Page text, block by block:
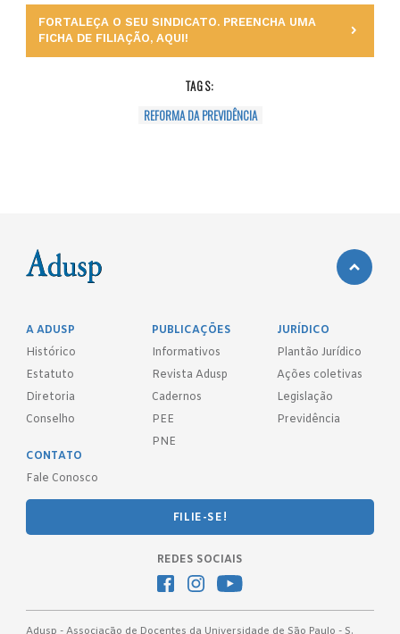
FORTALEÇA O SEU SINDICATO. PREENCHA UMA
FICHA DE FILIAÇÃO, AQUI!
TAGS:
REFORMA DA PREVIDÊNCIA
A ADUSP
Histórico
Estatuto
Diretoria
Conselho
PUBLICAÇÕES
Informativos
Revista Adusp
Cadernos
PEE
PNE
JURÍDICO
Plantão Jurídico
Ações coletivas
Legislação
Previdência
CONTATO
Fale Conosco
FILIE-SE!
REDES SOCIAIS
Adusp - Associação de Docentes da Universidade de São Paulo - S.